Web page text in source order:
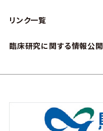
リンク一覧
臨床研究に関する情報公開